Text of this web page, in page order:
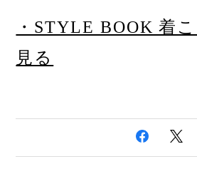
・STYLE BOOK 着
見る